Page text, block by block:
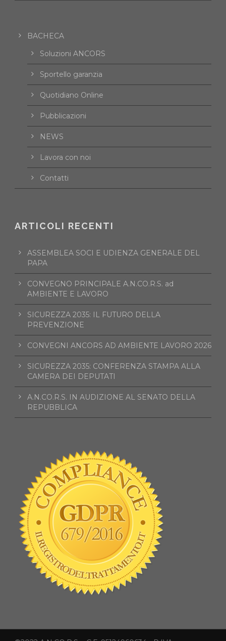
BACHECA
Soluzioni ANCORS
Sportello garanzia
Quotidiano Online
Pubblicazioni
NEWS
Lavora con noi
Contatti
ARTICOLI RECENTI
ASSEMBLEA SOCI E UDIENZA GENERALE DEL
PAPA
CONVEGNO PRINCIPALE A.N.CO.R.S. ad
AMBIENTE E LAVORO
SICUREZZA 2035: IL FUTURO DELLA
PREVENZIONE
CONVEGNI ANCORS AD AMBIENTE LAVORO 2026
SICUREZZA 2035: CONFERENZA STAMPA ALLA
CAMERA DEI DEPUTATI
A.N.CO.R.S. IN AUDIZIONE AL SENATO DELLA
REPUBBLICA